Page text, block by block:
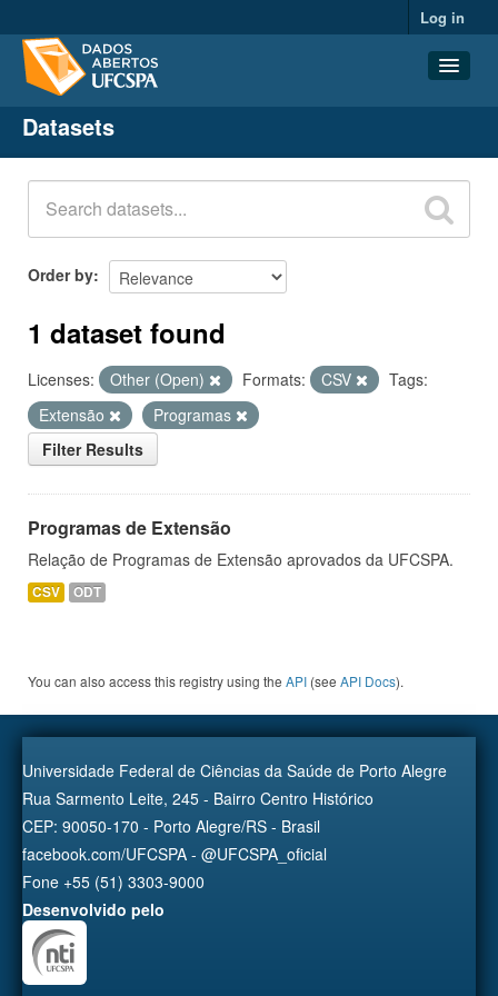
Log in
Datasets
Organizations
Groups
About
Datasets
Order by
1 dataset found
Licenses: Other (Open) Formats: CSV
Tags:
Extensão
Programas
Filter Results
Programas de Extensão
Relação de Programas de Extensão aprovados da UFCSPA.
CSV ODT
You can also access this registry using the API (see API Docs).
Universidade Federal de Ciências da Saúde de Porto Alegre
Rua Sarmento Leite, 245 - Bairro Centro Histórico
CEP: 90050-170 - Porto Alegre/RS - Brasil
facebook.com/UFCSPA - @UFCSPA_oficial
Fone +55 (51) 3303-9000
Desenvolvido pelo